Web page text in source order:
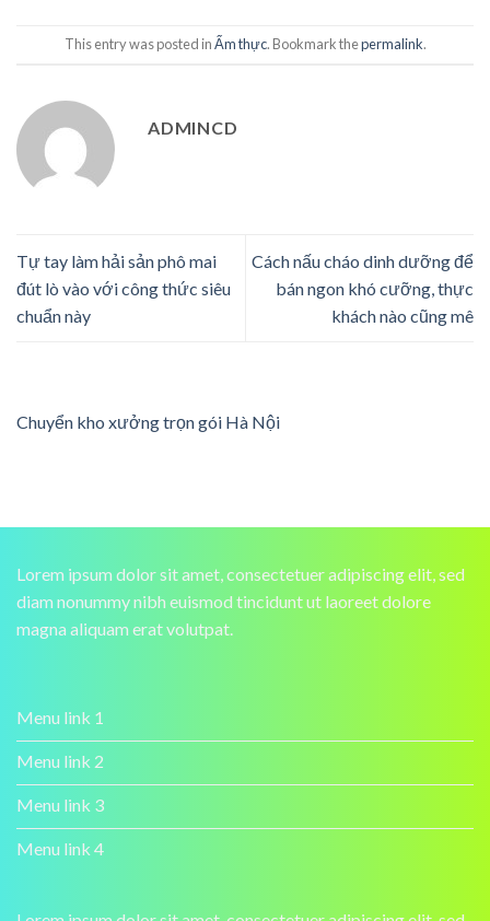
This entry was posted inẨm thực. Bookmark thepermalink.
ADMINCD
Tự tay làm hải sản phô mai
đút lò vào với công thức siêu
chuẩn này
Cách nấu cháo dinh dưỡng để
bán ngon khó cưỡng, thực
khách nào cũng mê
Chuyển kho xưởng trọn gói Hà Nội
Lorem ipsum dolor sit amet, consectetuer adipiscing elit, sed
diam nonummy nibh euismod tincidunt ut laoreet dolore
magna aliquam erat volutpat.
Menu link 1
Menu link 2
Menu link 3
Menu link 4